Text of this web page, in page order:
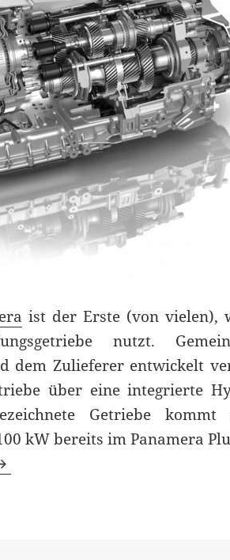
ist der Erste (von vielen),
nutzt.
dem Zulieferer entwickelt
über eine integrierte
Getriebe kommt
kW bereits im Panamera
8DT von ZF im Fokus